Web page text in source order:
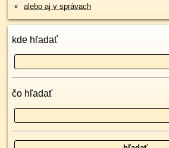
alebo aj v správach
kde hľadať
čo hľadať